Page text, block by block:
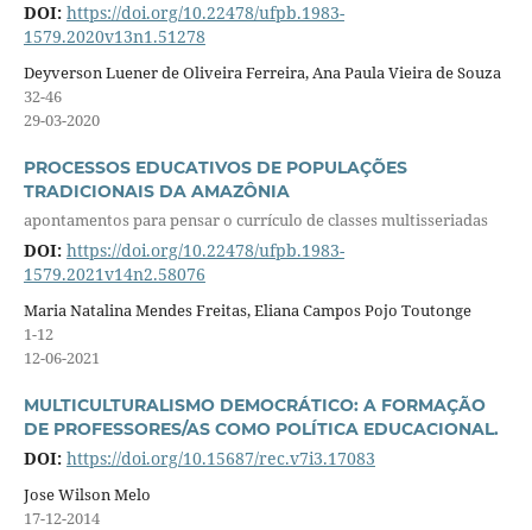
DOI: https://doi.org/10.22478/ufpb.1983-
1579.2020v13n1.51278
Deyverson Luener de Oliveira Ferreira, Ana Paula Vieira de Souza
32-46
29-03-2020
PROCESSOS EDUCATIVOS DE POPULAÇÕES
TRADICIONAIS DA AMAZÔNIA
apontamentos para pensar o currículo de classes multisseriadas
DOI: https://doi.org/10.22478/ufpb.1983-
1579.2021v14n2.58076
Maria Natalina Mendes Freitas, Eliana Campos Pojo Toutonge
1-12
12-06-2021
MULTICULTURALISMO DEMOCRÁTICO: A FORMAÇÃO
DE PROFESSORES/AS COMO POLÍTICA EDUCACIONAL.
DOI: https://doi.org/10.15687/rec.v7i3.17083
Jose Wilson Melo
17-12-2014